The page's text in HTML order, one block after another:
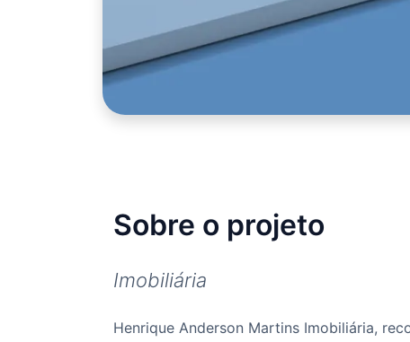
Sobre o projeto
Imobiliária
Henrique Anderson Martins Imobiliária,